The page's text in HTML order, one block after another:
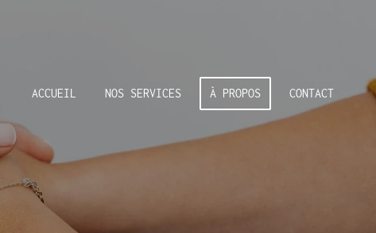
ACCUEIL NOS SERVICES À PROPOS CONTACT